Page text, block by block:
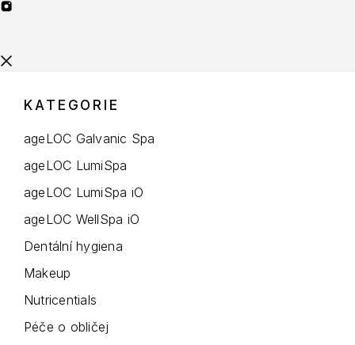
KATEGORIE
ageLOC Galvanic Spa
ageLOC LumiSpa
ageLOC LumiSpa iO
ageLOC WellSpa iO
Dentální hygiena
Makeup
Nutricentials
Péče o obličej